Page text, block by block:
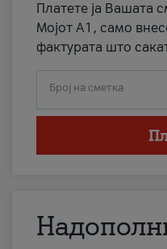
Платете ја Вашата
Мојот А1, само
фактурата што
Број на сметка